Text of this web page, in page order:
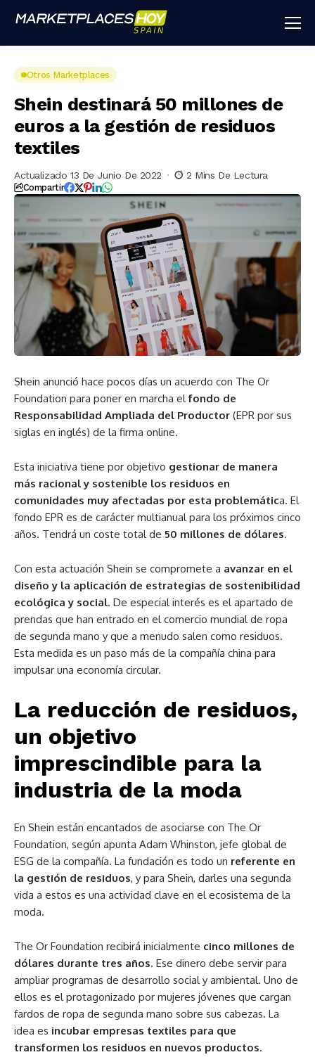
Otros Marketplaces
Shein destinará 50 millones de
euros a la gestión de residuos
textiles
Actualizado 13 De Junio De 2022 2 Mins De Lectura
Compartir
Shein anunció hace pocos días un acuerdo con The Or
Foundation para poner en marcha elfondo de
Responsabilidad Ampliada del Productor (EPR por sus
siglas en inglés) de la firma online.
Esta iniciativa tiene por objetivo gestionar de manera
más racional y sostenible los residuos en
comunidades muy afectadas por esta problemática. El
fondo EPR es de carácter multianual para los próximos cinco
años. Tendrá un coste total de 50 millones de dólares.
Con esta actuación Shein se compromete a avanzar en el
diseño y la aplicación de estrategias de sostenibilidad
ecológica y social. De especial interés es el apartado de
prendas que han entrado en el comercio mundial de ropa
de segunda mano y que a menudo salen como residuos.
Esta medida es un paso más de la compañía china para
impulsar una economía circular.
La reducción de residuos,
un objetivo
imprescindible para la
industria de la moda
En Shein están encantados de asociarse con The Or
Foundation, según apunta Adam Whinston, jefe global de
ESG de la compañía. La fundación es todo un referente en
la gestión de residuos, y para Shein, darles una segunda
vida a estos es una actividad clave en el ecosistema de la
moda.
The Or Foundation recibirá inicialmente cinco millones de
dólares durante tres años. Ese dinero debe servir para
ampliar programas de desarrollo social y ambiental. Uno de
ellos es el protagonizado por mujeres jóvenes que cargan
fardos de ropa de segunda mano sobre sus cabezas. La
idea es incubar empresas textiles para que
transformen los residuos en nuevos productos.